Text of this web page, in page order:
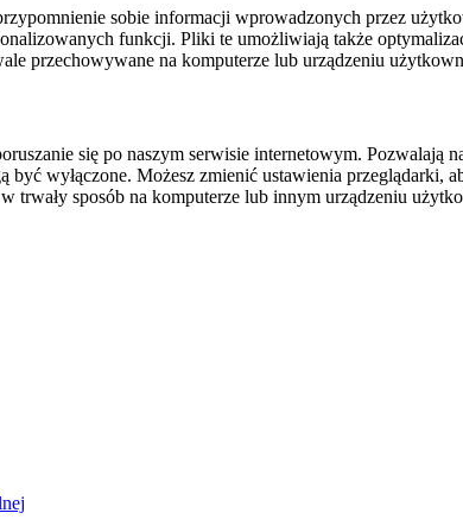
sobie informacji wprowadzonych przez
funkcji. Pliki te umożliwiają także
przechowywane na komputerze lub urządzeniu
się po naszym serwisie internetowym. Pozwalają
wyłączone. Możesz zmienić ustawienia
trwały sposób na komputerze lub innym urządzeniu